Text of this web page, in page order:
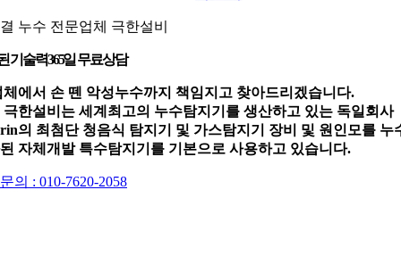
누수 전문업체 극한설비
기술력365일 무료상담
체에서 손 뗀 악성누수까지 책임지고 찾아드리겠습니다.
극한설비는 세계최고의 누수탐지기를 생산하고 있는 독일회사
의 최첨단 청음식 탐지기 및 가스탐지기 장비 및 원인모를 누
자체개발 특수탐지기를 기본으로 사용하고 있습니다.
의 : 010-7620-2058